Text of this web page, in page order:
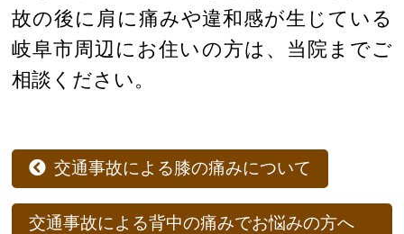
故の後に肩に痛みや違和感が生じている
岐阜市周辺にお住いの方は、当院までご
相談ください。
交通事故による膝の痛みについて
交通事故による背中の痛みでお悩みの方へ